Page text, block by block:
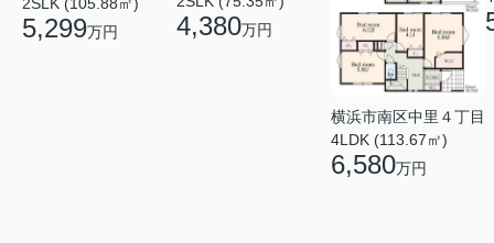
5,299万円 4,380万円
横浜市南区中里４丁目
4LDK (113.67㎡)
6,580万円